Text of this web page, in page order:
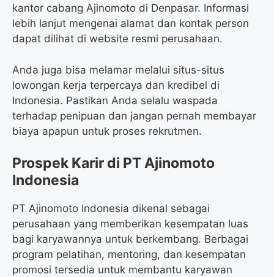
kantor cabang Ajinomoto di Denpasar. Informasi
lebih lanjut mengenai alamat dan kontak person
dapat dilihat di website resmi perusahaan.
Anda juga bisa melamar melalui situs-situs
lowongan kerja terpercaya dan kredibel di
Indonesia. Pastikan Anda selalu waspada
terhadap penipuan dan jangan pernah membayar
biaya apapun untuk proses rekrutmen.
Prospek Karir di PT Ajinomoto
Indonesia
PT Ajinomoto Indonesia dikenal sebagai
perusahaan yang memberikan kesempatan luas
bagi karyawannya untuk berkembang. Berbagai
program pelatihan, mentoring, dan kesempatan
promosi tersedia untuk membantu karyawan